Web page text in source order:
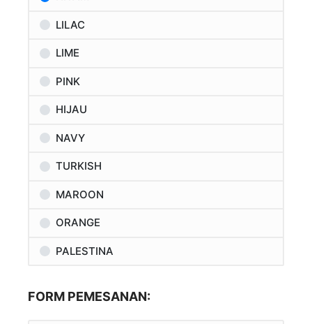
LILAC
LIME
PINK
HIJAU
NAVY
TURKISH
MAROON
ORANGE
PALESTINA
FORM PEMESANAN: